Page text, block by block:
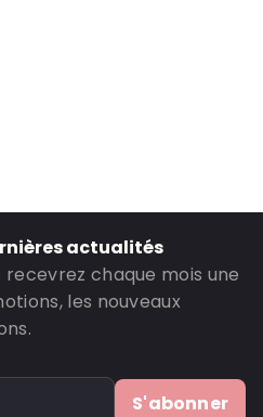
actualités
recevrez chaque mois une
les nouveaux
S'abonner